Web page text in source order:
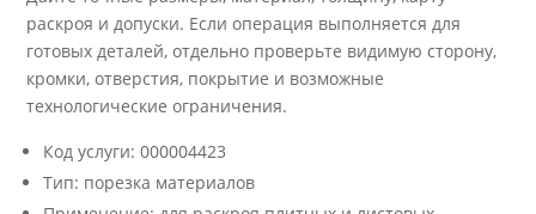
раскроя и допуски. Если операция выполняется для
готовых деталей, отдельно проверьте видимую сторону,
кромки, отверстия, покрытие и возможные
технологические ограничения.
Код услуги: 000004423
Тип: порезка материалов